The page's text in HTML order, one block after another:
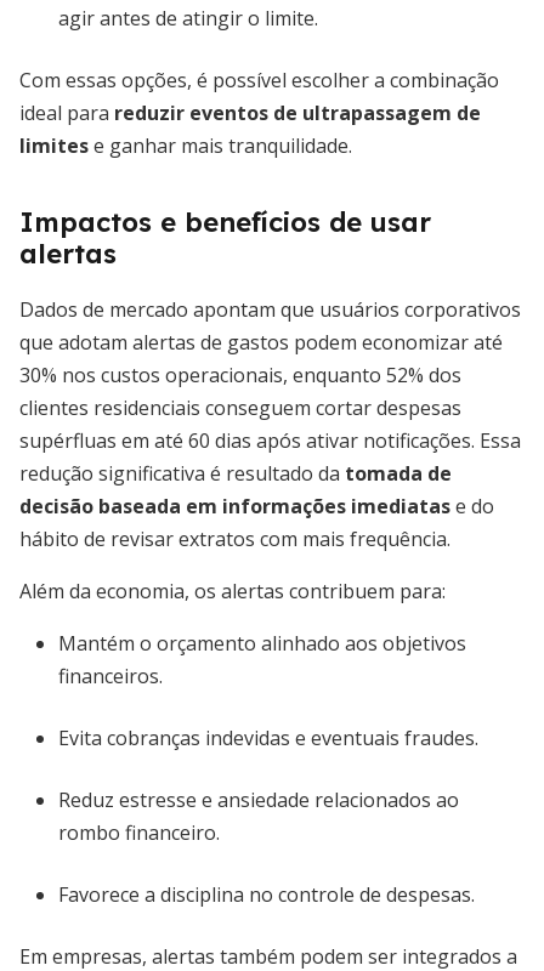
agir antes de atingir o limite.
Com essas opções, é possível escolher a combinação
ideal para reduzir eventos de ultrapassagem de
limitese ganhar mais tranquilidade.
Impactos e benefícios de usar
alertas
Dados de mercado apontam que usuários corporativos
que adotam alertas de gastos podem economizar até
30% nos custos operacionais, enquanto 52% dos
clientes residenciais conseguem cortar despesas
supérfluas em até 60 dias após ativar notificações. Essa
redução significativa é resultado da tomada de
decisão baseada em informações imediatase do
hábito de revisar extratos com mais frequência.
Além da economia, os alertas contribuem para:
Mantém o orçamento alinhado aos objetivos
financeiros.
Evita cobranças indevidas e eventuais fraudes.
Reduz estresse e ansiedade relacionados ao
rombo financeiro.
Favorece a disciplina no controle de despesas.
Em empresas, alertas também podem ser integrados a